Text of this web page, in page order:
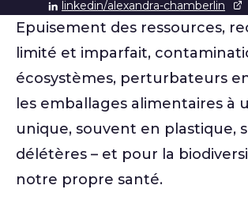
linkedin/alexandra-chamberlin
Epuisement des ressources,
limité et imparfait,
écosystèmes, perturbateurs
les emballages alimentaires à
unique, souvent en plastique,
délétères – et pour la
notre propre santé.